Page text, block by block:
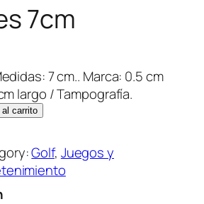
7cm
7 cm.. Marca: 0.5 cm
largo / Tampografía.
al carrito
Golf, Juegos y